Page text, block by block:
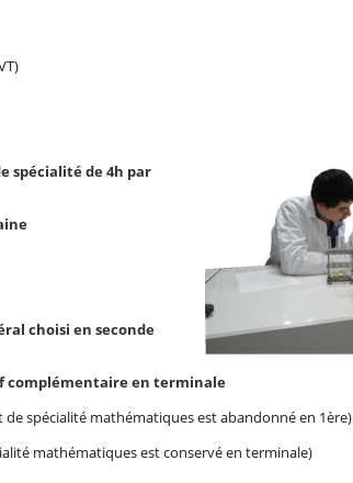
spécialité de 4h par
choisi en seconde
complémentaire en terminale
spécialité mathématiques est abandonné en 1ère)
mathématiques est conservé en terminale)